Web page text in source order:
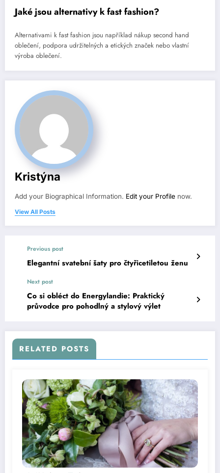
Jaké jsou alternativy k fast fashion?
Alternativami k fast fashion jsou například nákup second hand
oblečení, podpora udržitelných a etických značek nebo vlastní
výroba oblečení.
Kristýna
Add your Biographical Information. Edit your Profile now.
View All Posts
Previous post
Elegantní svatební šaty pro čtyřicetiletou ženu
Next post
Co si obléct do Energylandie: Praktický
průvodce pro pohodlný a stylový výlet
RELATED POSTS